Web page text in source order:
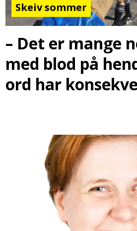
Skeiv sommer
– Det er mange
med blod på
ord har